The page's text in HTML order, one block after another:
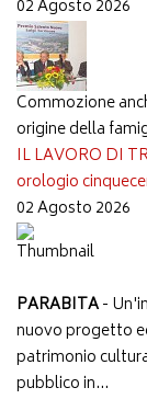
02 Agosto 2026
Commozione
origine della
IL LAVORO DI
orologio
02 Agosto 2026
PARABITA-
nuovo progetto
patrimonio
pubblico in...